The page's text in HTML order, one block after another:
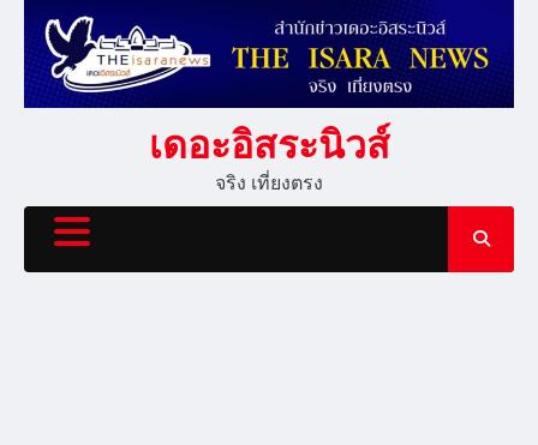
content
เดอะอิสระนิวส์
จริง เที่ยงตรง